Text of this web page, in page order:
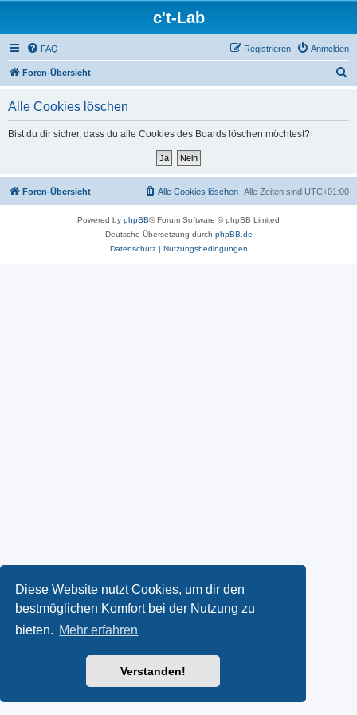
Diese Website nutzt Cookies, um dir den
bestmöglichen Komfort bei der Nutzung zu
bieten. Mehr erfahren
Verstanden!
c't-Lab
FAQ Anmelden
Registrieren
Foren-Übersicht
Alle Cookies löschen
Bist du dir sicher, dass du alle Cookies des Boards löschen möchtest?
Foren-Übersicht Alle Zeiten sind UTC+01:00
Alle Cookies löschen
Powered by phpBB® Forum Software © phpBB Limited
Deutsche Übersetzung durch phpBB.de
Datenschutz| Nutzungsbedingungen